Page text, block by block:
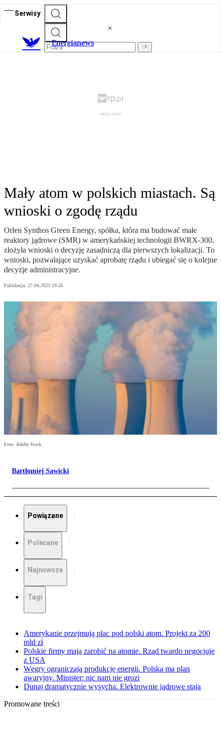
Serwisy
Energianews
Mały atom w polskich miastach. Są
wnioski o zgodę rządu
Orlen Synthos Green Energy, spółka, która ma budować małe
reaktory jądrowe (SMR) w amerykańskiej technologii BWRX-300,
złożyła wnioski o decyzję zasadniczą dla pierwszych lokalizacji. To
wnioski, pozwalające uzyskać aprobatę rządu i ubiegać się o kolejne
decyzje administracyjne.
Publikacja: 27.04.2023 19:35
Foto: Adobe Stock
Bartłomiej Sawicki
Powiązane
Polecane
Najnowsze
Tagi
Amerykanie przejmują plac pod polski atom. Projekt za 200
mld zł
Polskie firmy mają zarobić na atomie. Rząd twardo negocjuje
z USA
Węgry ograniczają produkcję energii. Polska ma plan
awaryjny. Minister: nic nam nie grozi
Dunaj dramatycznie wysycha. Elektrownie jądrowe stają
Promowane treści